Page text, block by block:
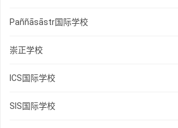
Paññāsāstr国际学校
崇正学校
ICS国际学校
SIS国际学校